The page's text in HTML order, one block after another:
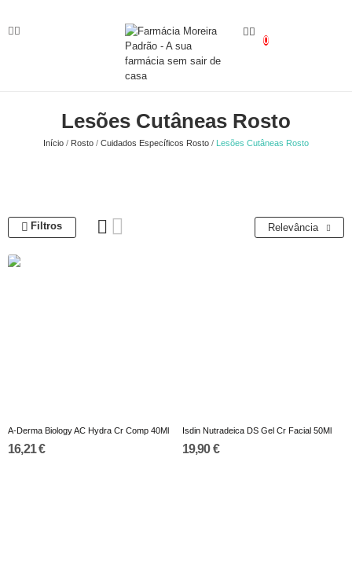
0
Lesões Cutâneas Rosto
Início Rosto Cuidados Específicos Rosto Lesões Cutâneas Rosto
Filtros Relevância
A-Derma Biology AC Hydra Cr Comp 40Ml
16,21 €
Isdin Nutradeica DS Gel Cr Facial 50Ml
19,90 €